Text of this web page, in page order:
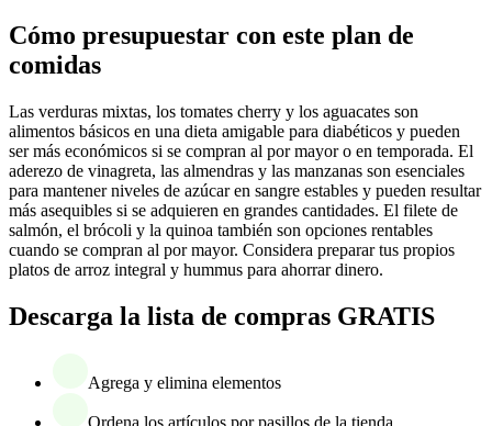
Cómo presupuestar con este plan de
comidas
Las verduras mixtas, los tomates cherry y los aguacates son
alimentos básicos en una dieta amigable para diabéticos y pueden
ser más económicos si se compran al por mayor o en temporada. El
aderezo de vinagreta, las almendras y las manzanas son esenciales
para mantener niveles de azúcar en sangre estables y pueden resultar
más asequibles si se adquieren en grandes cantidades. El filete de
salmón, el brócoli y la quinoa también son opciones rentables
cuando se compran al por mayor. Considera preparar tus propios
platos de arroz integral y hummus para ahorrar dinero.
Descarga la lista de compras GRATIS
Agrega y elimina elementos